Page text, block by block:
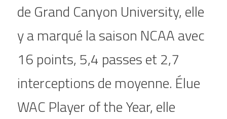
de Grand Canyon University, elle
y a marqué la saison NCAA avec
16 points, 5,4 passes et 2,7
interceptions de moyenne. Élue
WAC Player of the Year, elle